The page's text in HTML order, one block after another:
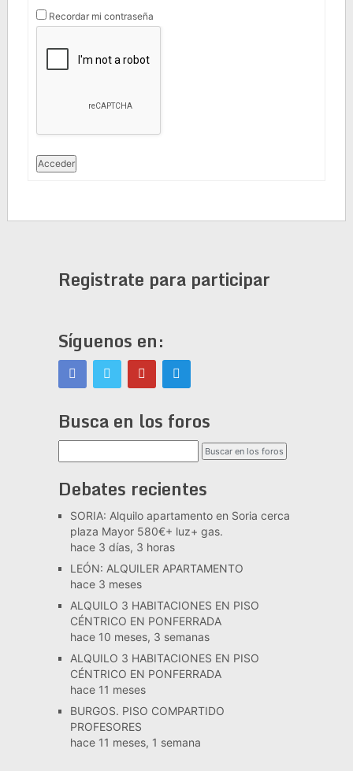
Recordar mi contraseña
Acceder
Registrate para participar
Síguenos en:
Busca en los foros
Debates recientes
SORIA: Alquilo apartamento en Soria cerca
plaza Mayor 580€+ luz+ gas.
hace 3 días, 3 horas
LEÓN: ALQUILER APARTAMENTO
hace 3 meses
ALQUILO 3 HABITACIONES EN PISO
CÉNTRICO EN PONFERRADA
hace 10 meses, 3 semanas
ALQUILO 3 HABITACIONES EN PISO
CÉNTRICO EN PONFERRADA
hace 11 meses
BURGOS. PISO COMPARTIDO
PROFESORES
hace 11 meses, 1 semana